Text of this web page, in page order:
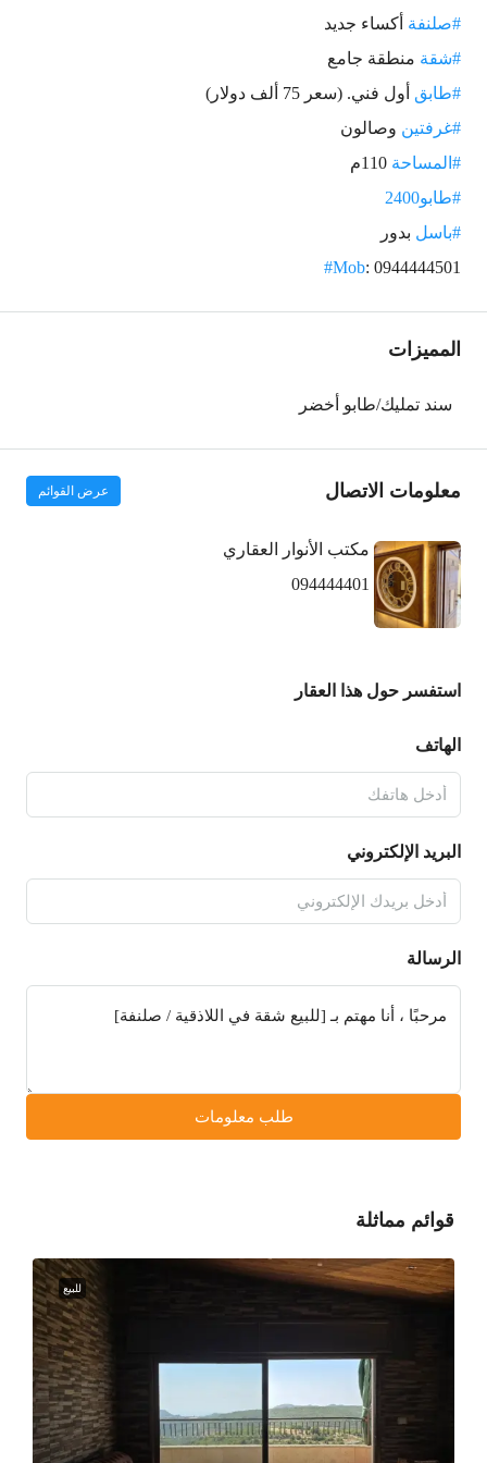
#صلنفة أكساء جديد
#شقة منطقة جامع
#طابق أول فني. (سعر 75 ألف دولار)
#غرفتين وصالون
#المساحة
#طابو2400
#باسل بدور
#Mob: 0944444501
المميزات
سند تمليك/طابو أخضر
معلومات الاتصال عرض القوائم
مكتب الأنوار العقاري
094444401
استفسر حول هذا العقار
الهاتف
البريد الإلكتروني
الرسالة
طلب معلومات
قوائم مماثلة
للبيع